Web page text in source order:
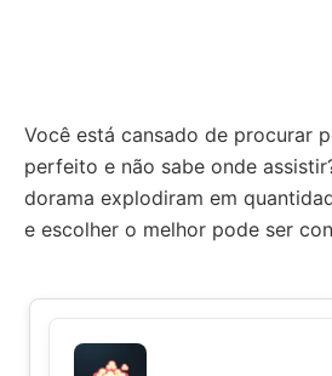
Você está cansado de procurar
perfeito e não sabe onde
dorama explodiram em
e escolher o melhor pode ser